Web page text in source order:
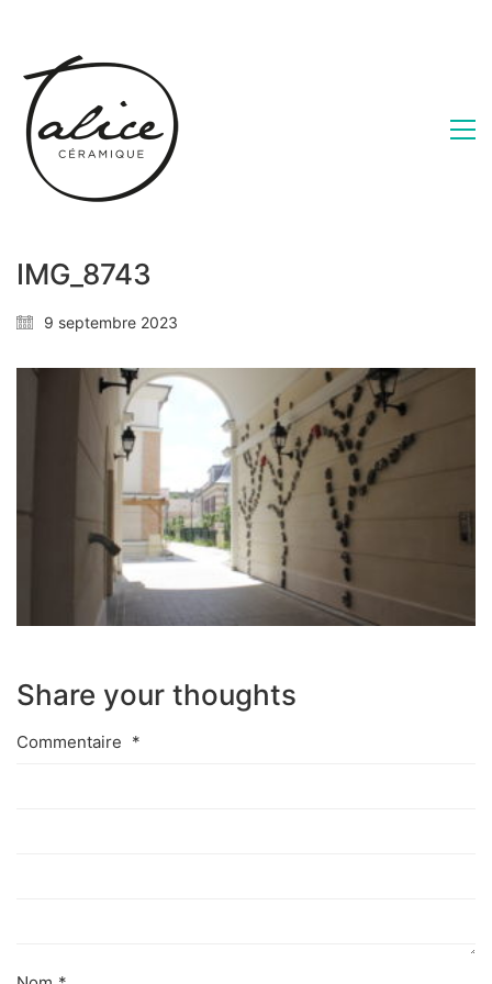
IMG_8743
9 septembre 2023
Share your thoughts
Commentaire *